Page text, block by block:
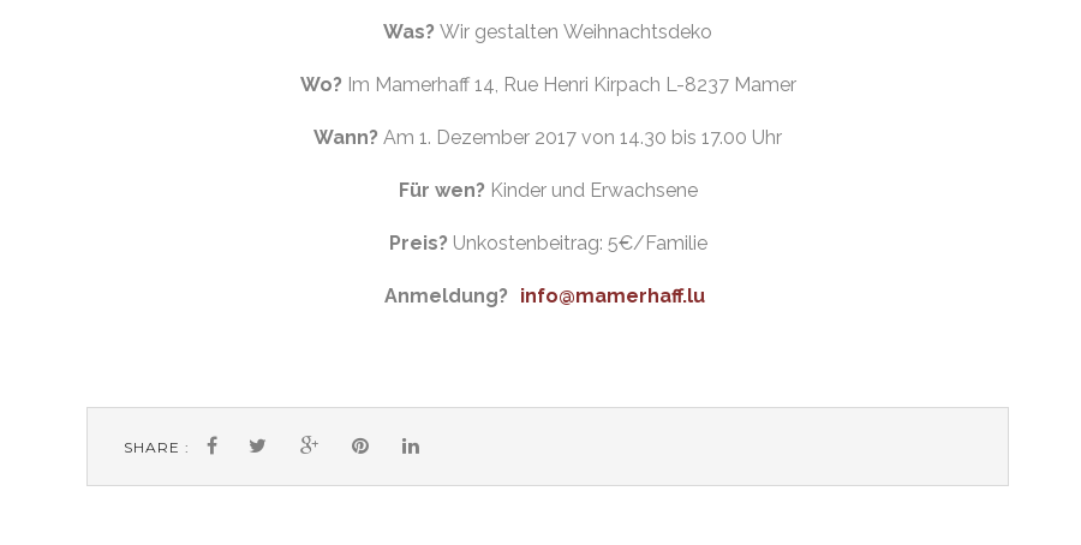
Was? Wir gestalten Weihnachtsdeko
Wo? Im Mamerhaff 14, Rue Henri Kirpach L-8237 Mamer
Wann? Am 1. Dezember 2017 von 14.30 bis 17.00 Uhr
Für wen? Kinder und Erwachsene
Preis? Unkostenbeitrag: 5€/Familie
Anmeldung? info@mamerhaff.lu
SHARE :